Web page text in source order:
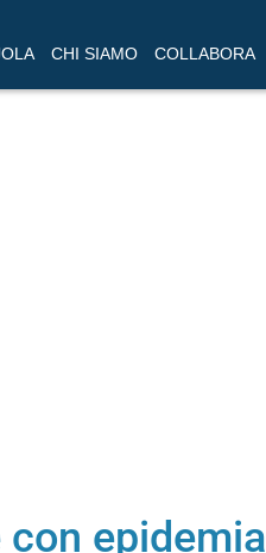
CHI SIAMO COLLABORA
epidemia